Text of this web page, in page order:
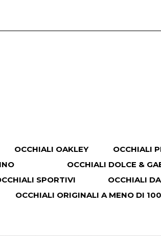
OCCHIALI OAKLEY
OCCHIALI
OCCHIALI DOLCE &
SPORTIVI
OCCHIALI
OCCHIALI ORIGINALI A MENO DI